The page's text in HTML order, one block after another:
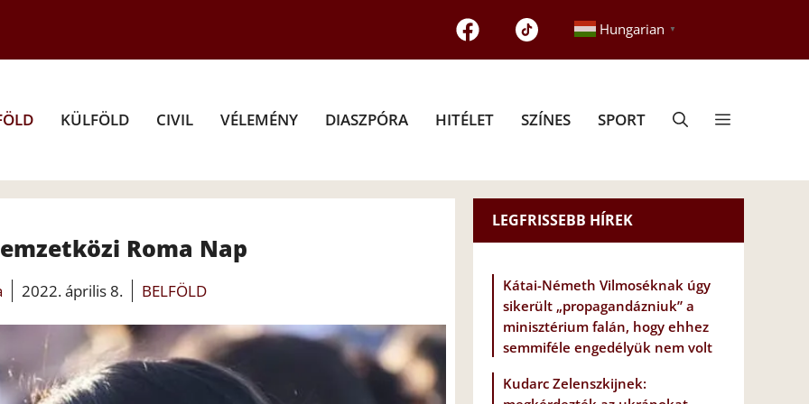
Hungarian ▼
KÜLFÖLD CIVIL VÉLEMÉNY DIASZPÓRA HITÉLET SZÍNES SPORT
Roma Nap
2022. április 8. BELFÖLD
LEGFRISSEBB HÍREK
Kátai-Németh Vilmoséknak úgy
sikerült „propagandázniuk” a
minisztérium falán, hogy ehhez
semmiféle engedélyük nem volt
Kudarc Zelenszkijnek: